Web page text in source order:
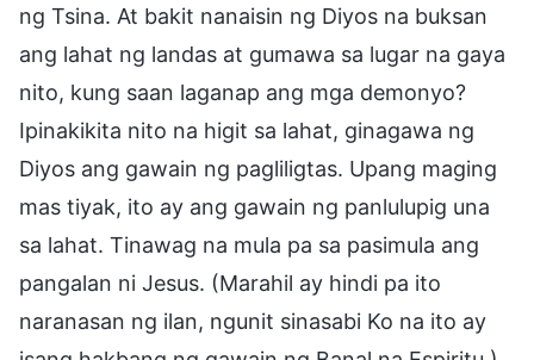
ng Tsina. At bakit nanaisin ng Diyos na buksan
ang lahat ng landas at gumawa sa lugar na gaya
nito, kung saan laganap ang mga demonyo?
Ipinakikita nito na higit sa lahat, ginagawa ng
Diyos ang gawain ng pagliligtas. Upang maging
mas tiyak, ito ay ang gawain ng panlulupig una
sa lahat. Tinawag na mula pa sa pasimula ang
pangalan ni Jesus. (Marahil ay hindi pa ito
naranasan ng ilan, ngunit sinasabi Ko na ito ay